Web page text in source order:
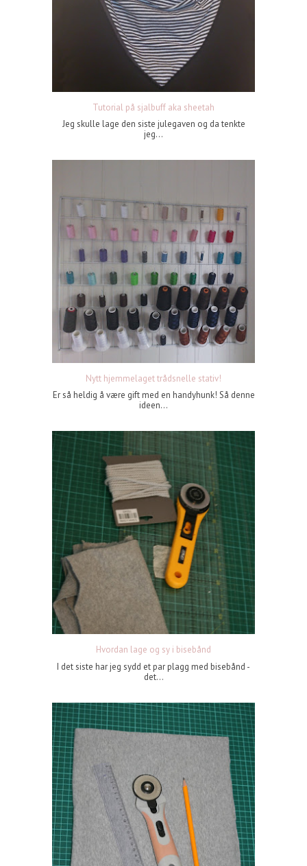
Tutorial på sjalbuff aka sheetah
Jeg skulle lage den siste julegaven og da tenkte
jeg...
Nytt hjemmelaget trådsnelle stativ!
Er så heldig å være gift med en handyhunk! Så denne
ideen...
Hvordan lage og sy i bisebånd
I det siste har jeg sydd et par plagg med bisebånd -
det...